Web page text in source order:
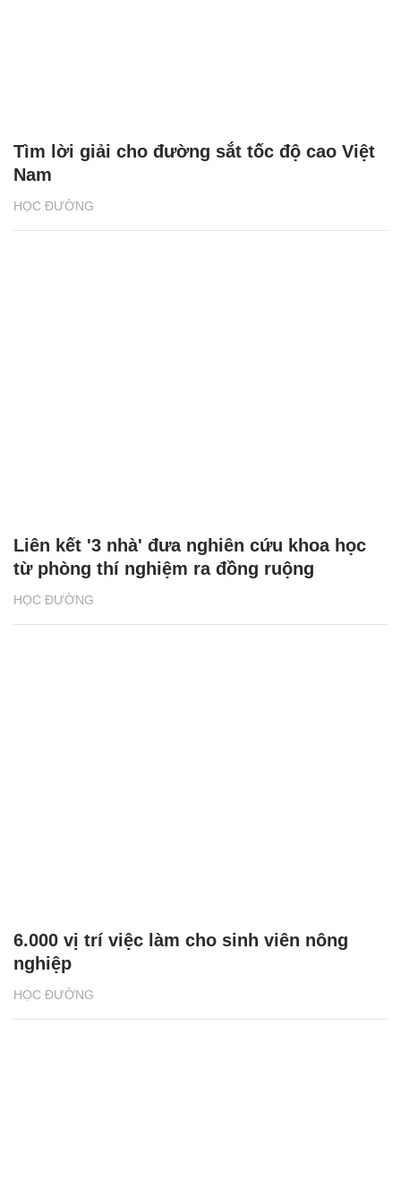
HỌC ĐƯỜNG
Tìm lời giải cho đường sắt tốc độ cao Việt
Nam
HỌC ĐƯỜNG
Liên kết '3 nhà' đưa nghiên cứu khoa học
từ phòng thí nghiệm ra đồng ruộng
HỌC ĐƯỜNG
6.000 vị trí việc làm cho sinh viên nông
nghiệp